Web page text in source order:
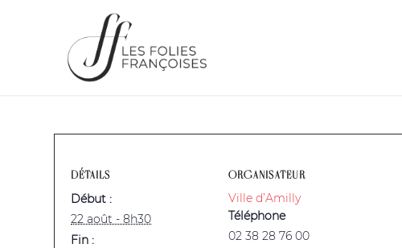
DÉTAILS
Début :
22 août - 8h30
Fin :
ORGANISATEUR
Ville d’Amilly
Téléphone
02 38 28 76 00